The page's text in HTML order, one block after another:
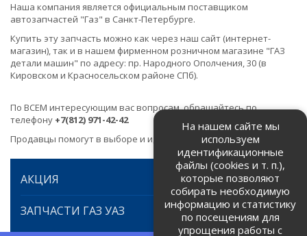
Наша компания является официальным поставщиком
автозапчастей "Газ" в Санкт-Петербурге.
Купить эту запчасть можно как через наш сайт (интернет-
магазин), так и в нашем фирменном розничном магазине "ГАЗ
детали машин" по адресу: пр. Народного Ополчения, 30 (в
Кировском и Красносельском районе СПб).
По ВСЕМ интересующим вас вопросам, обращайтесь по
телефону +7(812) 971-42-42
Продавцы помогут в выборе и идентификации товара.
АКЦИЯ
ЗАПЧАСТИ ГАЗ УАЗ
На нашем сайте мы
используем
идентификационные
файлы (cookies и т. п.),
которые позволяют
собирать необходимую
информацию и статистику
по посещениям для
упрощения работы с